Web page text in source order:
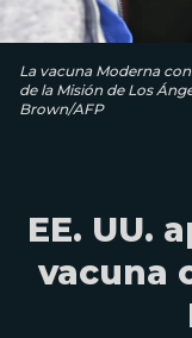
La vacuna Moderna
de la Misión de Los
Brown/AFP
EE. UU.
vacuna